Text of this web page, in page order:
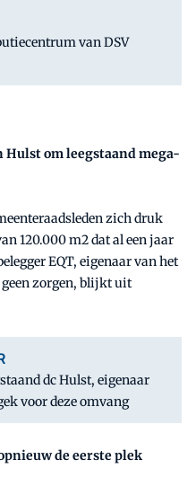
van DSV
om leegstaand mega-
zich druk
120.000 m2 dat al een jaar
EQT, eigenaar van het
zorgen, blijkt uit
dc Hulst, eigenaar
voor deze omvang
de eerste plek